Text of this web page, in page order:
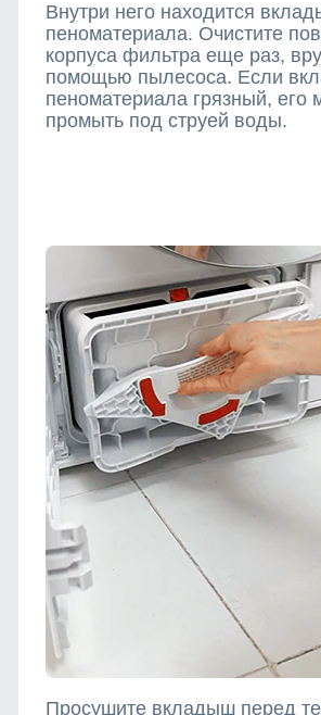
Внутри него находится
пеноматериала. Очистите
корпуса фильтра еще раз,
помощью пылесоса. Если
пеноматериала грязный, его
промыть под струей воды.
Просушите вкладыш перед